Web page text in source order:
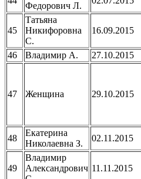
Федорович Л.
45
Татьяна
Никифоровна
С.
16.09.2015
46
Владимир А. 27.10.2015
47 Женщина 29.10.2015
48
Екатерина
Николаевна З.
02.11.2015
49
Владимир
Александрович 11.11.2015